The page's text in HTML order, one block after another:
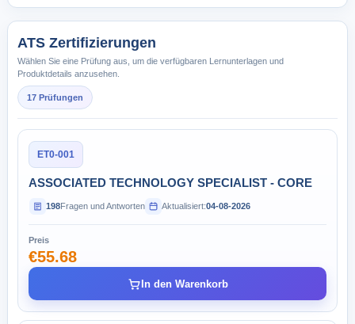
ATS Zertifizierungen
Wählen Sie eine Prüfung aus, um die verfügbaren Lernunterlagen und
Produktdetails anzusehen.
17 Prüfungen
ET0-001
ASSOCIATED TECHNOLOGY SPECIALIST - CORE
198Fragen und Antworten Aktualisiert:04-08-2026
Preis
€55.68
In den Warenkorb